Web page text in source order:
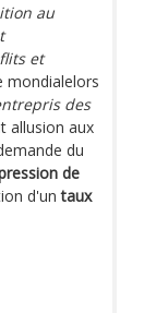
au
et
mondialelors
des
allusion aux
du
de
d'untaux